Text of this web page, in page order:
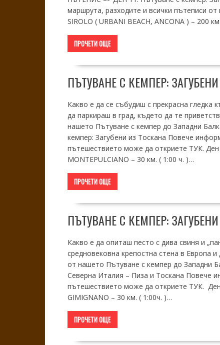
маршрута, разходите и всички пътеписи
SIROLO ( URBANI BEACH, ANCONA ) – 200
ПРОЧЕТИ ОЩЕ
ПЪТУВАНЕ С КЕМПЕР:
Какво е да се събудиш с прекрасна гледка
да паркираш в град, където да те
нашето Пътуване с кемпер до Западни
кемпер: Загубени из Тоскана Повече
пътешествието може да откриете ТУК.
MONTEPULCIANO – 30 км. ( 1:00 ч. )…
ПРОЧЕТИ ОЩЕ
ПЪТУВАНЕ С КЕМПЕР:
Какво е да опиташ песто с дива свиня и
средновековна крепостна стена в Европа
от нашето Пътуване с кемпер до
Северна Италия – Пиза и Тоскана Повече
пътешествието може да откриете ТУК.
GIMIGNANO – 30 км. ( 1:00ч. )…
ПРОЧЕТИ ОЩЕ